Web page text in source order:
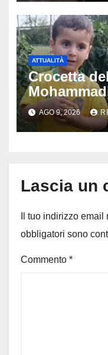
ATTUALITÀ
Crocetta
dopo 72
stato
AGO 9, 2026
Lascia un
Il tuo indirizzo
obbligatori sono
Commento *